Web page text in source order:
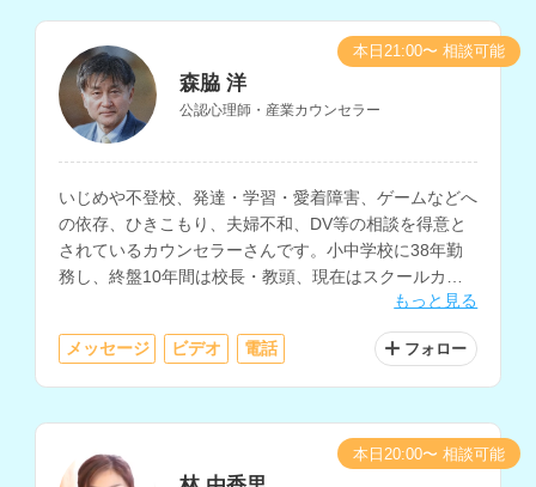
森脇 洋
公認心理師・産業カウンセラー
いじめや不登校、発達・学習・愛着障害、ゲームなどへ
の依存、ひきこもり、夫婦不和、DV等の相談を得意と
されているカウンセラーさんです。小中学校に38年勤
務し、終盤10年間は校長・教頭、現在はスクールカウ
ンセラーとして、生徒や保護者の相談に対応されていま
もっと見る
メッセージ ビデオ 電話 フォロー
本日21:00〜 相談可能
本日20:00〜 相談可能